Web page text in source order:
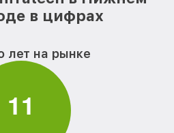
в цифрах
лет на рынке
11